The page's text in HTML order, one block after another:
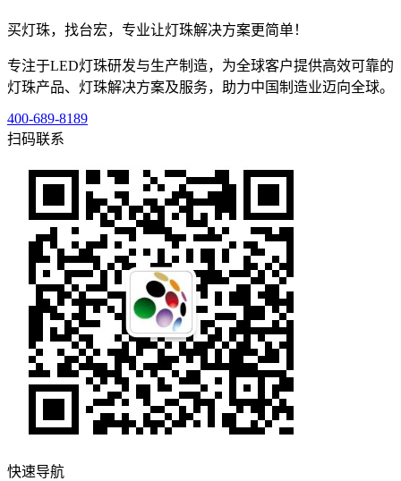
买灯珠，找台宏，专业让灯珠解决方案更简单！
专注于LED灯珠研发与生产制造，为全球客户提供高效可靠的
灯珠产品、灯珠解决方案及服务，助力中国制造业迈向全球。
400-689-8189
扫码联系
快速导航